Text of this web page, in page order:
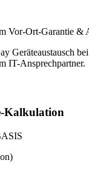
Vor-Ort-Garantie &
Geräteaustausch
IT-Ansprechpartner.
Kalkulation